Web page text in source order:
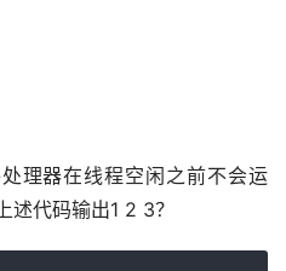
器在线程空闲之前不会运
述代码输出1 2 3？